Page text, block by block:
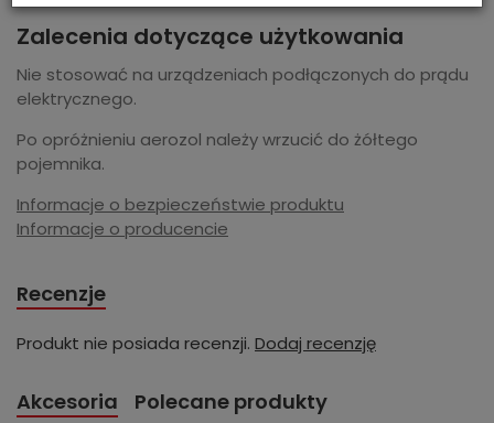
Zalecenia dotyczące użytkowania
Nie stosować na urządzeniach podłączonych do prądu
elektrycznego.
Po opróżnieniu aerozol należy wrzucić do żółtego
pojemnika.
Informacje o bezpieczeństwie produktu
Informacje o producencie
Recenzje
Produkt nie posiada recenzji. Dodaj recenzję
Akcesoria Polecane produkty